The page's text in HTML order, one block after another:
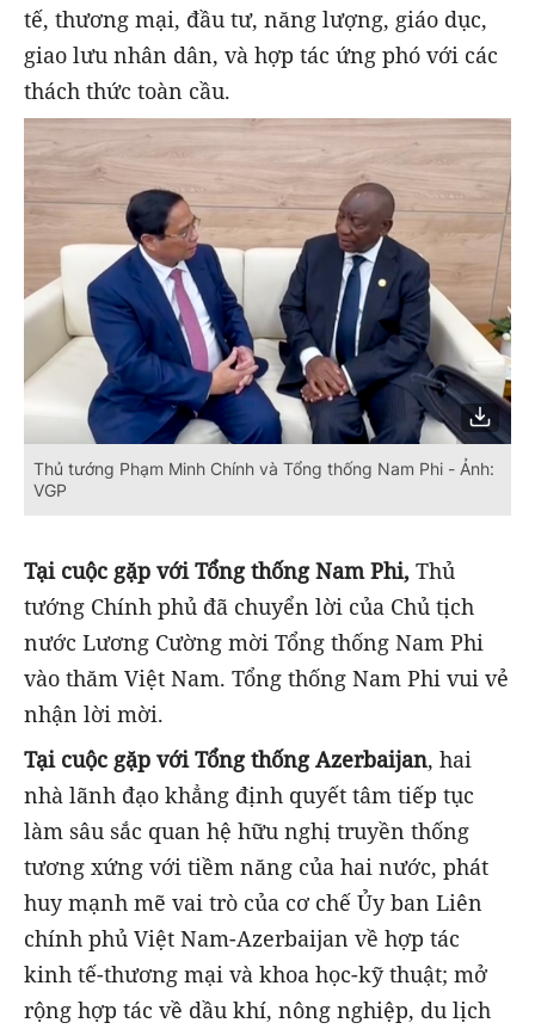
tế, thương mại, đầu tư, năng lượng, giáo dục,
giao lưu nhân dân, và hợp tác ứng phó với các
thách thức toàn cầu.
Thủ tướng Phạm Minh Chính và Tổng thống Nam Phi - Ảnh:
VGP
Tại cuộc gặp với Tổng thống Nam Phi, Thủ
tướng Chính phủ đã chuyển lời của Chủ tịch
nước Lương Cường mời Tổng thống Nam Phi
vào thăm Việt Nam. Tổng thống Nam Phi vui vẻ
nhận lời mời.
Tại cuộc gặp với Tổng thống Azerbaijan, hai
nhà lãnh đạo khẳng định quyết tâm tiếp tục
làm sâu sắc quan hệ hữu nghị truyền thống
tương xứng với tiềm năng của hai nước, phát
huy mạnh mẽ vai trò của cơ chế Ủy ban Liên
chính phủ Việt Nam-Azerbaijan về hợp tác
kinh tế-thương mại và khoa học-kỹ thuật; mở
rộng hợp tác về dầu khí, nông nghiệp, du lịch